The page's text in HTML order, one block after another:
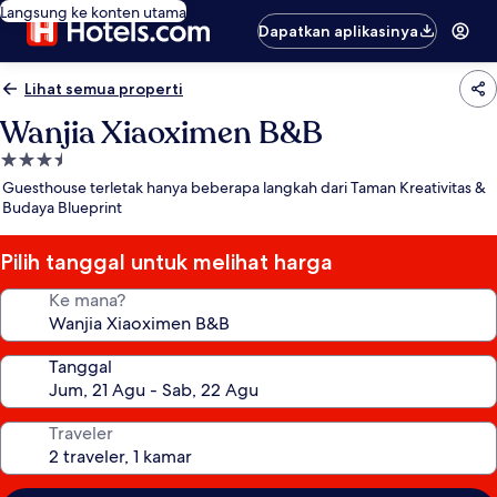
Langsung ke konten utama
Dapatkan aplikasinya
Lihat semua properti
Wanjia Xiaoximen B&B
Properti
bintang
3.5
Guesthouse terletak hanya beberapa langkah dari Taman Kreativitas &
Budaya Blueprint
Pilih tanggal untuk melihat harga
Ke mana?
Tanggal
Traveler